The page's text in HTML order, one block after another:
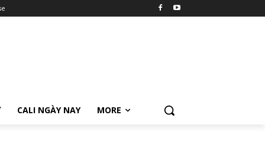
CALI NGÀY NAY MORE